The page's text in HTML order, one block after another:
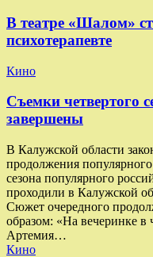
В театре «Шалом»
психотерапевте
Кино
Съемки четвертого
завершены
В Калужской области
продолжения
сезона популярного
проходили в Калужской
Сюжет очередного
образом: «На вечеринке
Артемия…
Кино